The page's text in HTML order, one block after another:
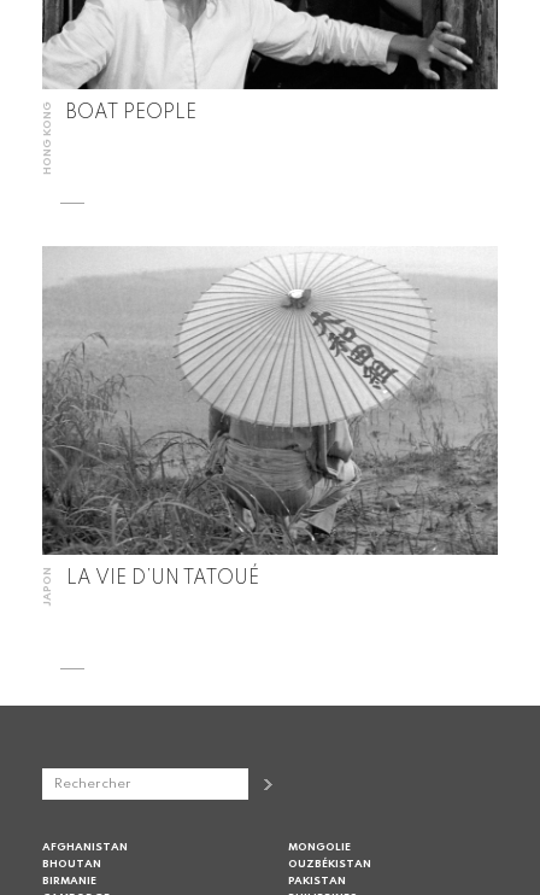
HONG KONG BOAT PEOPLE
JAPON LA VIE D’UN TATOUÉ
AFGHANISTAN
BHOUTAN
BIRMANIE
MONGOLIE
OUZBÉKISTAN
PAKISTAN